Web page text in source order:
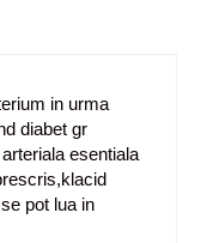
in urma
diabet gr
esentiala
pot lua in